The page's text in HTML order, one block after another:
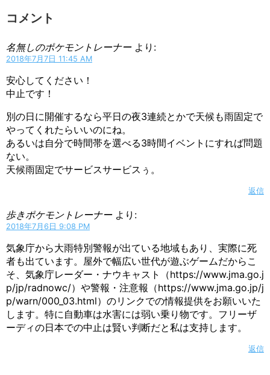
コメント
名無しのポケモントレーナー より:
2018年7月7日 11:45 AM
安心してください！
中止です！
別の日に開催するなら平日の夜3連続とかで天候も雨固定で
やってくれたらいいのにね。
あるいは自分で時間帯を選べる3時間イベントにすれば問題
ない。
天候雨固定でサービスサービスぅ。
返信
歩きポケモントレーナー より:
2018年7月6日 9:08 PM
気象庁から大雨特別警報が出ている地域もあり、実際に死
者も出ています。屋外で幅広い世代が遊ぶゲームだからこ
そ、気象庁レーダー・ナウキャスト（https://www.jma.go.j
p/jp/radnowc/）や警報・注意報（https://www.jma.go.jp/j
p/warn/000_03.html）のリンクでの情報提供をお願いいた
します。特に自動車は水害には弱い乗り物です。フリーザ
ーディの日本での中止は賢い判断だと私は支持します。
返信